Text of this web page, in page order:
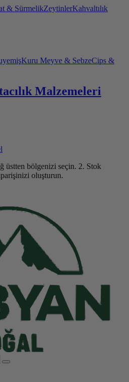
& SürmelikZeytinlerKahvaltılık
Kuru Meyve & SebzeCips &
Malzemeleri
üstten bölgenizi seçin. 2. Stok
oluşturun.